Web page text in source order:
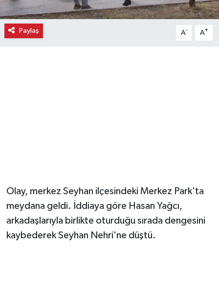
Paylaş A- A+
Olay, merkez Seyhan ilçesindeki Merkez Park'ta
meydana geldi. İddiaya göre Hasan Yağcı,
arkadaşlarıyla birlikte oturduğu sırada dengesini
kaybederek Seyhan Nehri'ne düştü.
Haber
İlçe Haberleri
Siyaset
Sokak Hayvanlarını Sahiplendirme